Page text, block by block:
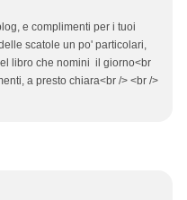
e complimenti per i tuoi
scatole un po' particolari,
libro che nomini il giorno<br
a presto chiara<br /> <br />